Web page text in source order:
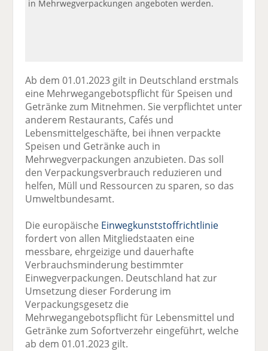
in Mehrwegverpackungen angeboten werden.
Ab dem 01.01.2023 gilt in Deutschland erstmals
eine Mehrwegangebotspflicht für Speisen und
Getränke zum Mitnehmen. Sie verpflichtet unter
anderem Restaurants, Cafés und
Lebensmittelgeschäfte, bei ihnen verpackte
Speisen und Getränke auch in
Mehrwegverpackungen anzubieten. Das soll
den Verpackungsverbrauch reduzieren und
helfen, Müll und Ressourcen zu sparen, so das
Umweltbundesamt.
Die europäische Einwegkunststoffrichtlinie
fordert von allen Mitgliedstaaten eine
messbare, ehrgeizige und dauerhafte
Verbrauchsminderung bestimmter
Einwegverpackungen. Deutschland hat zur
Umsetzung dieser Forderung im
Verpackungsgesetz die
Mehrwegangebotspflicht für Lebensmittel und
Getränke zum Sofortverzehr eingeführt, welche
ab dem 01.01.2023 gilt.